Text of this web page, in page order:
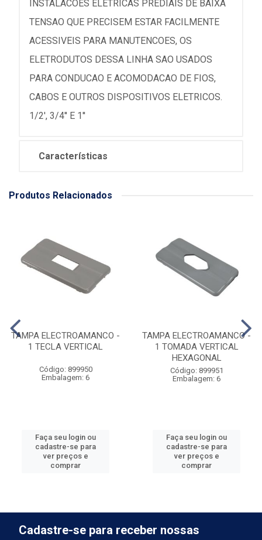
INSTALACOES ELETRICAS PREDIAIS DE BAIXA
TENSAO QUE PRECISEM ESTAR FACILMENTE
ACESSIVEIS PARA MANUTENCOES, OS
ELETRODUTOS DESSA LINHA SAO USADOS
PARA CONDUCAO E ACOMODACAO DE FIOS,
CABOS E OUTROS DISPOSITIVOS ELETRICOS.
1/2', 3/4'' E 1''
Características
Produtos Relacionados
TAMPA ELECTROAMANCO -
1 TECLA VERTICAL
Código: 899950
Embalagem: 6
Faça seu login ou
cadastre-se para
ver preços e
comprar
TAMPA ELECTROAMANCO -
1 TOMADA VERTICAL
HEXAGONAL
Código: 899951
Embalagem: 6
Faça seu login ou
cadastre-se para
ver preços e
comprar
Cadastre-se para receber nossas